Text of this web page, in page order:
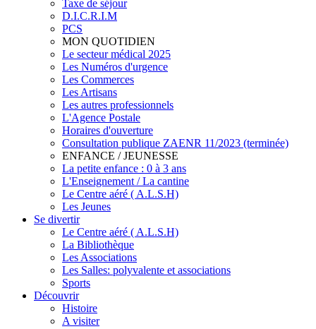
Taxe de séjour
D.I.C.R.I.M
PCS
MON QUOTIDIEN
Le secteur médical 2025
Les Numéros d'urgence
Les Commerces
Les Artisans
Les autres professionnels
L'Agence Postale
Horaires d'ouverture
Consultation publique ZAENR 11/2023 (terminée)
ENFANCE / JEUNESSE
La petite enfance : 0 à 3 ans
L'Enseignement / La cantine
Le Centre aéré ( A.L.S.H)
Les Jeunes
Se divertir
Le Centre aéré ( A.L.S.H)
La Bibliothèque
Les Associations
Les Salles: polyvalente et associations
Sports
Découvrir
Histoire
A visiter